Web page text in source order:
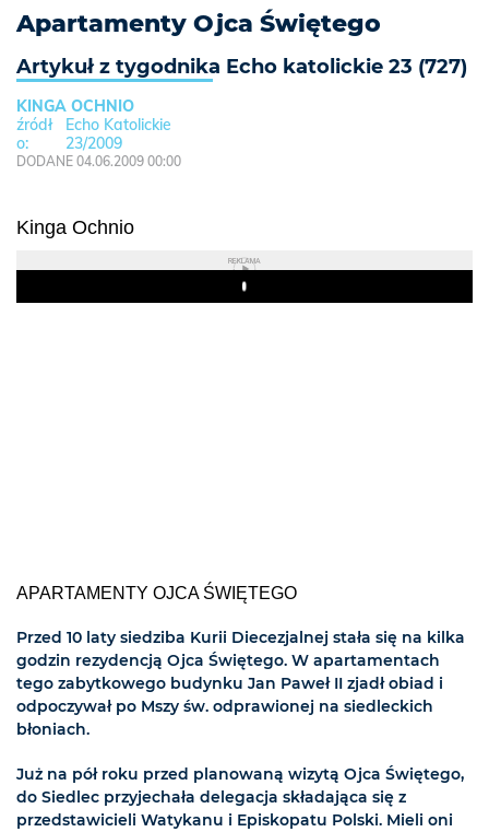
Apartamenty Ojca Świętego
Artykuł z tygodnika Echo katolickie 23 (727)
KINGA OCHNIO
Echo Katolickie
23/2009
DODANE 04.06.2009 00:00
Kinga Ochnio
REKLAMA
Play
APARTAMENTY OJCA ŚWIĘTEGO
Przed 10 laty siedziba Kurii Diecezjalnej stała się na kilka
godzin rezydencją Ojca Świętego. W apartamentach
tego zabytkowego budynku Jan Paweł II zjadł obiad i
odpoczywał po Mszy św. odprawionej na siedleckich
błoniach.
Już na pół roku przed planowaną wizytą Ojca Świętego,
do Siedlec przyjechała delegacja składająca się z
przedstawicieli Watykanu i Episkopatu Polski. Mieli oni